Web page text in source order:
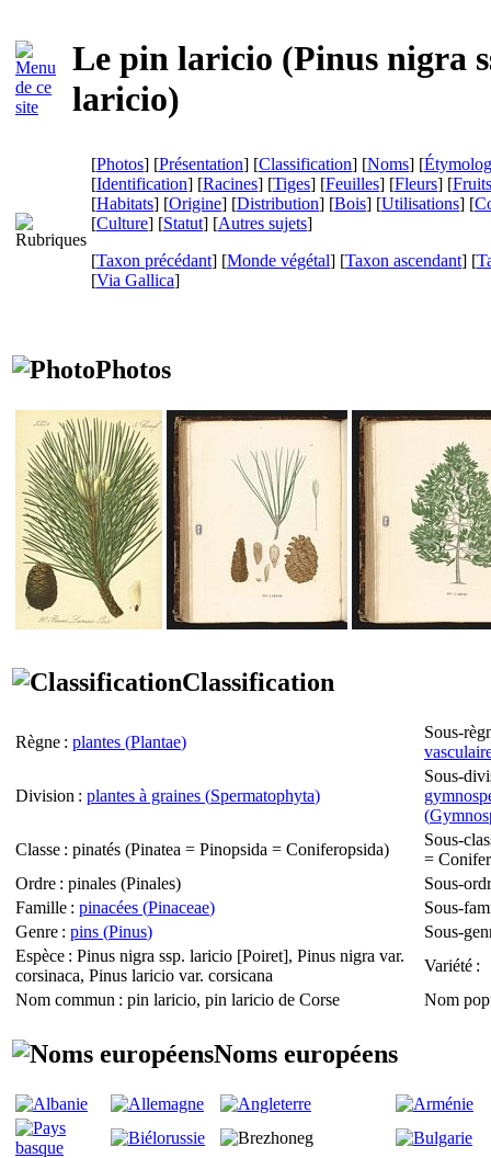
Le pin laricio (Pinus nigra
laricio)
[Photos] [Présentation] [Classification] [Noms] [
[Identification] [Racines] [Tiges] [Feuilles] [Fleurs] [Fruits
[Habitats] [Origine] [Distribution] [Bois] [Utilisations] [
[Culture] [Statut] [Autres sujets]
[Taxon précédant] [Monde végétal] [Taxon ascendant] [
[Via Gallica]
Photos
Classification
Règne : plantes (Plantae)
Sous-
Division : plantes à graines (Spermatophyta)
Sous-
(
Classe : pinatés (Pinatea = Pinopsida = Coniferopsida)
Sous-
=
Ordre : pinales (Pinales)
Sous-
Famille : pinacées (Pinaceae)
Sous-
Genre : pins (Pinus)
Sous-
Espèce : Pinus nigra ssp. laricio [Poiret], Pinus nigra var.
corsinaca, Pinus laricio var. corsicana
Variété :
Nom commun : pin laricio, pin laricio de Corse Nom
Noms européens